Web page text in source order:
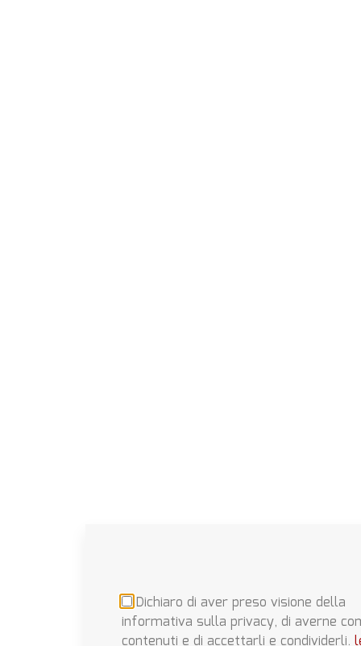
Dichiaro di aver preso visione della
informativa sulla privacy, di averne
contenuti e di accettarli e condividerli.